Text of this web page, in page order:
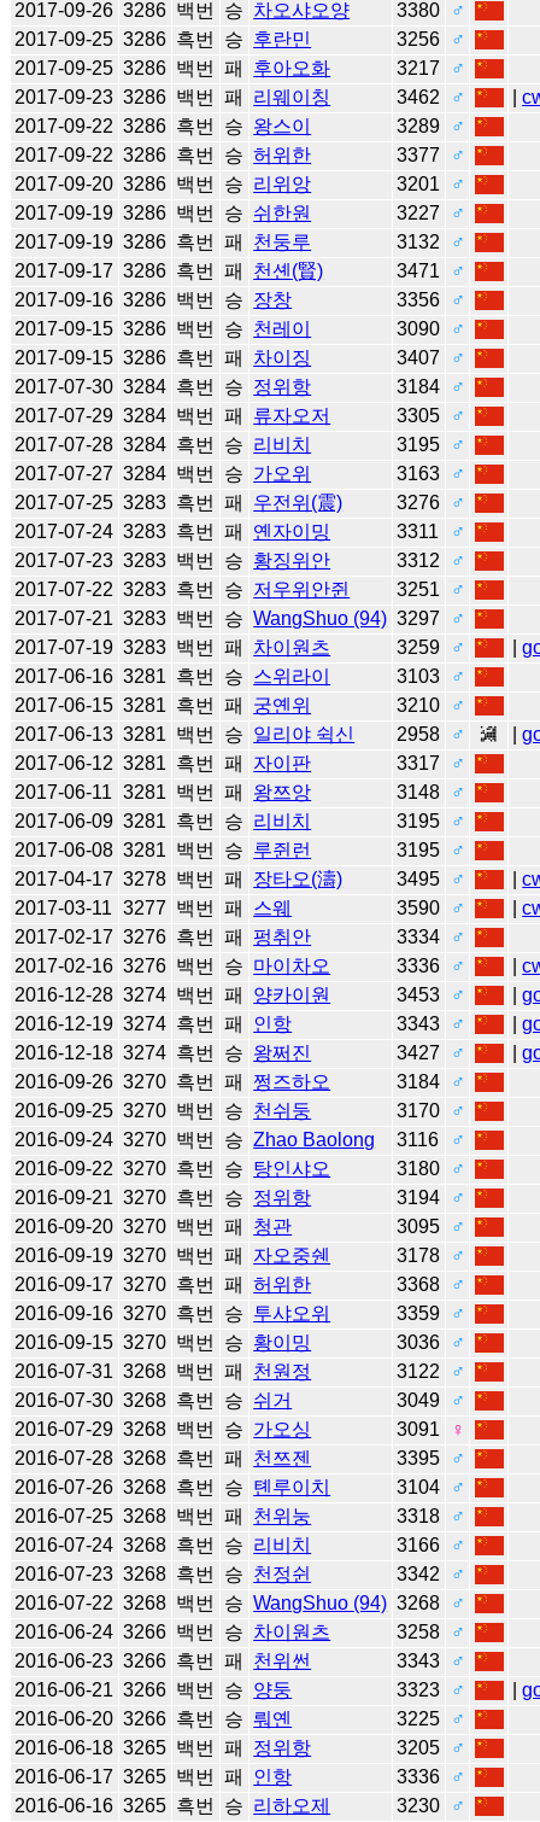
2017-09-26 3286 백번 승 차오샤오양 3380
♂
2017-09-25 3286 흑번 승 후란민 3256
♂
2017-09-25 3286 백번 패 후아오화 3217
♂
2017-09-23 3286 백번 패 리웨이칭 3462 ♂ |
2017-09-22 3286 흑번 승 왕스이 3289
♂
2017-09-22 3286 흑번 승 허위한 3377
♂
2017-09-20 3286 백번 승 리위앙 3201
♂
2017-09-19 3286 백번 승 쉬한원 3227
♂
2017-09-19 3286 흑번 패 천둥루 3132
♂
2017-09-17 3286 흑번 패 천셴(賢) 3471
♂
2017-09-16 3286 백번 승 장창 3356
♂
2017-09-15 3286 백번 승 천레이 3090
♂
2017-09-15 3286 흑번 패 차이징 3407
♂
2017-07-30 3284 흑번 승 정위항 3184
♂
2017-07-29 3284 백번 패 류자오저 3305
♂
2017-07-28 3284 흑번 승 리비치 3195
♂
2017-07-27 3284 백번 승 가오위 3163
♂
2017-07-25 3283 흑번 패 우전위(震) 3276
♂
2017-07-24 3283 흑번 패 옌자이밍 3311
♂
2017-07-23 3283 백번 승 황징위안 3312
♂
2017-07-22 3283 흑번 승 저우위안쥔 3251
♂
2017-07-21 3283 백번 승 WangShuo (94) 3297
♂
2017-07-19 3283 백번 패 차이원츠 3259 ♂ |
2017-06-16 3281 흑번 승 스위라이 3103
♂
2017-06-15 3281 흑번 패 궁옌위 3210
♂
2017-06-13 3281 백번 승 일리야 쉭신 2958 ♂ |
2017-06-12 3281 흑번 패 자이판 3317
♂
2017-06-11 3281 백번 패 왕쯔앙 3148
♂
2017-06-09 3281 흑번 승 리비치 3195
♂
2017-06-08 3281 백번 승 루쥔런 3195
♂
2017-04-17 3278 백번 패 장타오(濤) 3495 ♂ |
2017-03-11 3277 백번 패 스웨 3590 ♂ |
2017-02-17 3276 흑번 패 펑취안 3334
♂
2017-02-16 3276 백번 승 마이차오 3336 ♂ |
2016-12-28 3274 백번 패 양카이원 3453 ♂ |
2016-12-19 3274 흑번 패 인항 3343 ♂ |
2016-12-18 3274 흑번 승 왕쩌진 3427 ♂ |
2016-09-26 3270 흑번 패 쩡즈하오 3184
♂
2016-09-25 3270 백번 승 천쉬둥 3170
♂
2016-09-24 3270 백번 승 Zhao Baolong 3116
♂
2016-09-22 3270 흑번 승 탕인샤오 3180
♂
2016-09-21 3270 흑번 승 정위항 3194
♂
2016-09-20 3270 백번 패 청관 3095
♂
2016-09-19 3270 백번 패 자오중쉔 3178
♂
2016-09-17 3270 흑번 패 허위한 3368
♂
2016-09-16 3270 흑번 승 투샤오위 3359
♂
2016-09-15 3270 백번 승 황이밍 3036
♂
2016-07-31 3268 백번 패 천원정 3122
♂
2016-07-30 3268 흑번 승 쉬거 3049
♂
2016-07-29 3268 백번 승 가오싱 3091
♀
2016-07-28 3268 흑번 패 천쯔젠 3395
♂
2016-07-26 3268 흑번 승 톈루이치 3104
♂
2016-07-25 3268 백번 패 천위눙 3318
♂
2016-07-24 3268 흑번 승 리비치 3166
♂
2016-07-23 3268 흑번 승 천정쉰 3342
♂
2016-07-22 3268 백번 승 WangShuo (94) 3268
♂
2016-06-24 3266 백번 승 차이원츠 3258
♂
2016-06-23 3266 흑번 패 천위썬 3343
♂
2016-06-21 3266 백번 승 양둥 3323 ♂ |
2016-06-20 3266 흑번 승 뤄옌 3225
♂
2016-06-18 3265 백번 패 정위항 3205
♂
2016-06-17 3265 백번 패 인항 3336
♂
2016-06-16 3265 흑번 승 리하오제 3230
♂